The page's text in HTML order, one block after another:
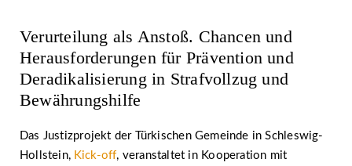
Verurteilung als Anstoß. Chancen und
Herausforderungen für Prävention und
Deradikalisierung in Strafvollzug und
Bewährungshilfe
Das Justizprojekt der Türkischen Gemeinde in Schleswig-
Hollstein, Kick-off, veranstaltet in Kooperation mit